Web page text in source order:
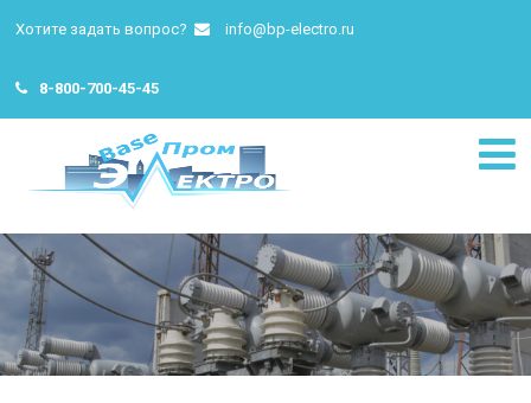
Хотите задать вопрос? info@bp-electro.ru
8-800-700-45-45